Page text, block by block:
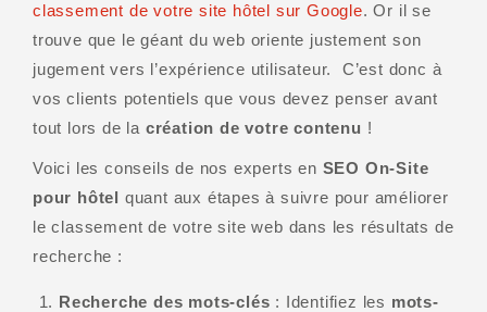
classement de votre site hôtel sur Google. Or il se
trouve que le géant du web oriente justement son
jugement vers l’expérience utilisateur. C’est donc à
vos clients potentiels que vous devez penser avant
tout lors de la création de votre contenu !
Voici les conseils de nos experts en SEO On-Site
pour hôtel quant aux étapes à suivre pour améliorer
le classement de votre site web dans les résultats de
recherche :
Recherche des mots-clés : Identifiez les mots-